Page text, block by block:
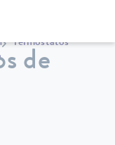
Termostatos
de